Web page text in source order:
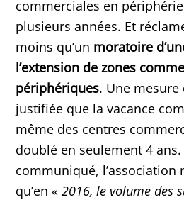
commerciales en
plusieurs années. Et
moins qu’un moratoire
l’extension de zones
périphériques. Une mesure
justifiée que la vacance
même des centres
doublé en seulement 4
communiqué, l’association
qu’en «2016, le volume des